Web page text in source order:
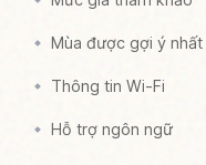
Mùa được gợi ý nhất
Thông tin Wi-Fi
Hỗ trợ ngôn ngữ